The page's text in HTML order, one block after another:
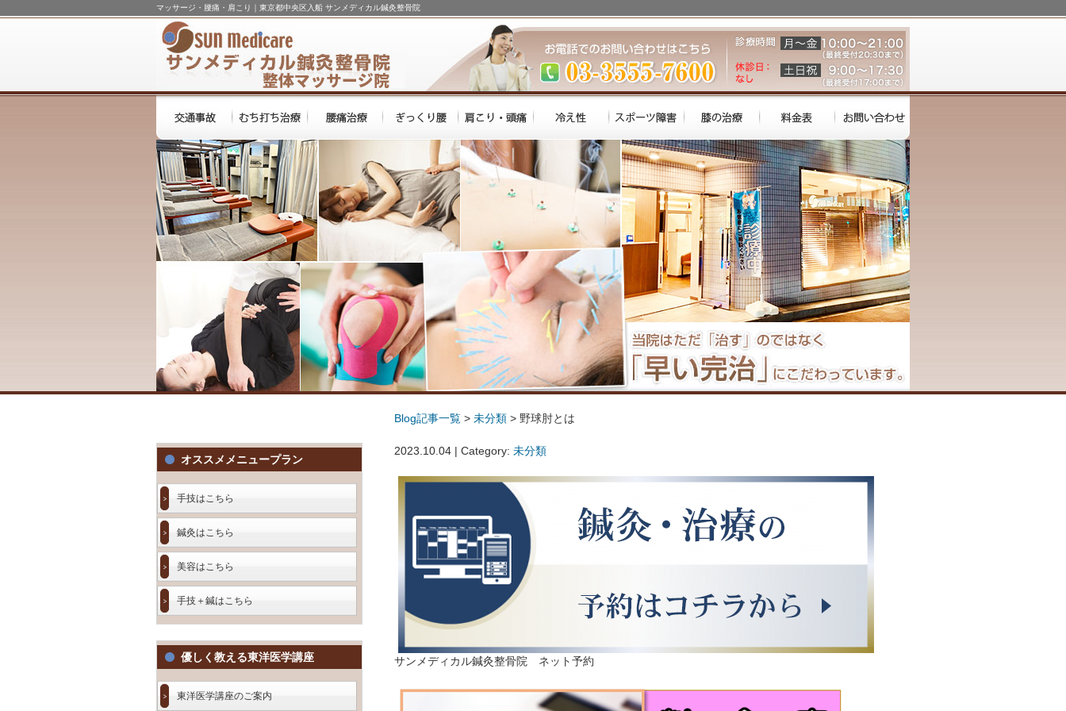
マッサージ・腰痛・肩こり｜東京都中央区入船 サンメディカル鍼灸整骨院
オススメメニュープラン
手技はこちら
鍼灸はこちら
美容はこちら
手技＋鍼はこちら
優しく教える東洋医学講座
東洋医学講座のご案内
Blog記事一覧 > 未分類 > 野球肘とは
2023.10.04 | Category: 未分類
サンメディカル鍼灸整骨院 ネット予約